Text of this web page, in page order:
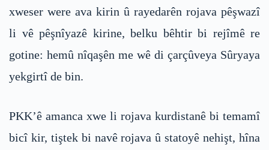
xweser were ava kirin û rayedarên rojava pêşwazî
li vê pêşnîyazê kirine, belku bêhtir bi rejîmê re
gotine: hemû nîqaşên me wê di çarçûveya Sûryaya
yekgirtî de bin.
PKK’ê amanca xwe li rojava kurdistanê bi temamî
bicî kir, tiştek bi navê rojava û statoyê nehişt, hîna